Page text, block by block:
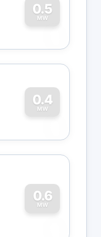
0.5
MW
0
0.4
MW
0
0.6
MW